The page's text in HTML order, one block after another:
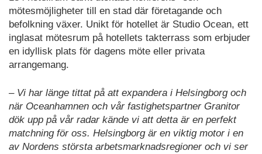
mötesmöjligheter till en stad där företagande och
befolkning växer. Unikt för hotellet är Studio Ocean, ett
inglasat mötesrum på hotellets takterrass som erbjuder
en idyllisk plats för dagens möte eller privata
arrangemang.
– Vi har länge tittat på att expandera i Helsingborg och
när Oceanhamnen och vår fastighetspartner Granitor
dök upp på vår radar kände vi att detta är en perfekt
matchning för oss. Helsingborg är en viktig motor i en
av Nordens största arbetsmarknadsregioner och vi ser